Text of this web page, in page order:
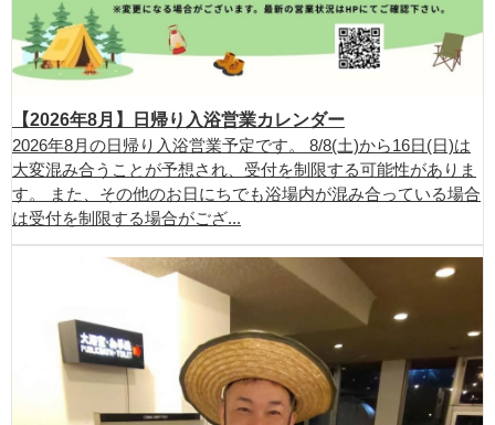
【2026年8月】日帰り入浴営業カレンダー
2026年8月の日帰り入浴営業予定です。 8/8(土)から16日(日)は
大変混み合うことが予想され、受付を制限する可能性がありま
す。 また、その他のお日にちでも浴場内が混み合っている場合
は受付を制限する場合がござ...